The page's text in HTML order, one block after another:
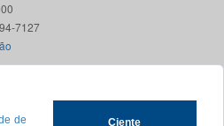
de Ciente
Contato +55 79 3194-7127